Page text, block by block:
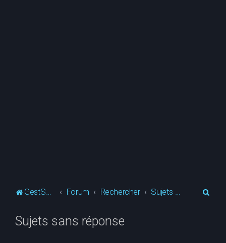
GestSup.fr Forum Rechercher
Sujets sans réponse